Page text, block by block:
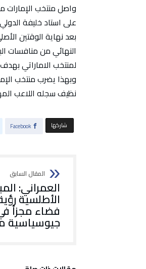
واصل منتخب الإمارات
لمنتخب الاماراتي بهدف
وبهذا يضرب منتخب
نظيف سجله اللاعب
‫‫ شاركها‬ Facebook
العمراني:
الأطلسية
فضاء مجزأ
جيوسياسية